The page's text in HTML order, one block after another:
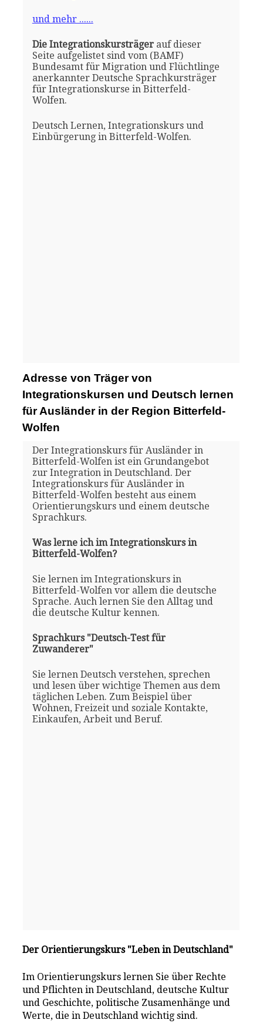
und mehr ......
Die Integrationskursträgerauf dieser
Seite aufgelistet sind vom (BAMF)
Bundesamt für Migration und Flüchtlinge
anerkannter Deutsche Sprachkursträger
für Integrationskurse in Bitterfeld-
Wolfen.
Deutsch Lernen, Integrationskurs und
Einbürgerung in Bitterfeld-Wolfen.
Adresse von Träger von
Integrationskursen und Deutsch lernen
für Ausländer in der Region Bitterfeld-
Wolfen
Der Integrationskurs für Ausländer in
Bitterfeld-Wolfen ist ein Grundangebot
zur Integration in Deutschland. Der
Integrationskurs für Ausländer in
Bitterfeld-Wolfen besteht aus einem
Orientierungskurs und einem deutsche
Sprachkurs.
Was lerne ich im Integrationskurs in
Bitterfeld-Wolfen?
Sie lernen im Integrationskurs in
Bitterfeld-Wolfen vor allem die deutsche
Sprache. Auch lernen Sie den Alltag und
die deutsche Kultur kennen.
Sprachkurs "Deutsch-Test für
Zuwanderer"
Sie lernen Deutsch verstehen, sprechen
und lesen über wichtige Themen aus dem
täglichen Leben. Zum Beispiel über
Wohnen, Freizeit und soziale Kontakte,
Einkaufen, Arbeit und Beruf.
Der Orientierungskurs "Leben in Deutschland"
Im Orientierungskurs lernen Sie über Rechte
und Pflichten in Deutschland, deutsche Kultur
und Geschichte, politische Zusamenhänge und
Werte, die in Deutschland wichtig sind.